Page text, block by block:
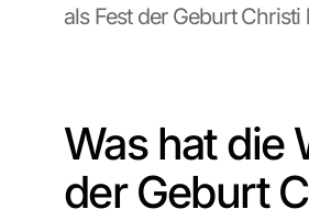
als Fest der Geburt Christi
Was hat die
der Geburt